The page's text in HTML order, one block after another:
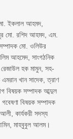
ইকলাল আহমদ,
মো. রশিদ আহমদ, এম.
মো. ওলিউর
আহমেদ, সাংগঠনিক
হক মামুন, সহ-
খান সাদেক, ত্রাণ
বিষয়ক সম্পাদক আব্দুল
বিষয়ক সম্পাদক
কার্যকরী সদস্য
মাহবুবুল আলম।